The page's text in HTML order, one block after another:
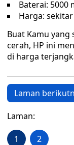
Baterai: 5000
Harga:
Buat Kamu
cerah, HP ini
di harga
Laman
Laman:
1 2